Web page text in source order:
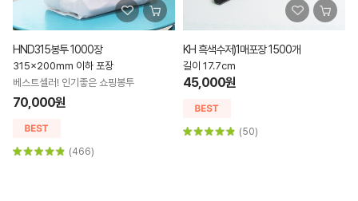
HND315봉투 1000장
315x200mm 이하 포장
베스트셀러! 인기좋은 쇼핑봉투
70,000원
(466)
KH 흑색수저)1매포장 1500개
길이 17.7cm
45,000원
(50)